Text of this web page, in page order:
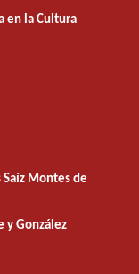
en la Cultura
Montes de
y González